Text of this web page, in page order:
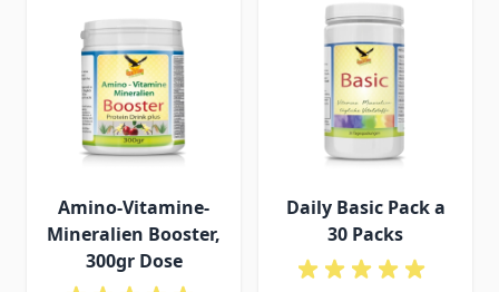
Amino-Vitamine-
Mineralien Booster,
300gr Dose
Daily Basic Pack a
30 Packs